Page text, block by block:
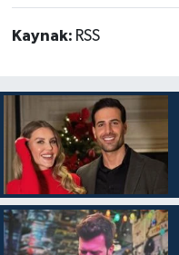
Kaynak: RSS